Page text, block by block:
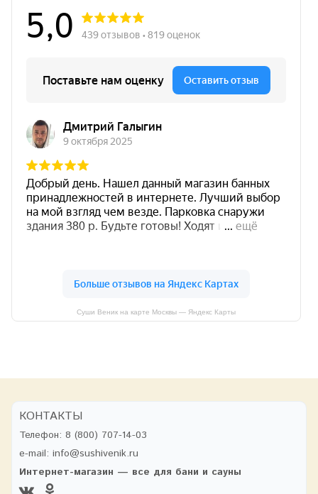
Суши Веник на карте Москвы — Яндекс Карты
КОНТАКТЫ
Телефон: 8 (800) 707-14-03
e-mail: info@sushivenik.ru
Интернет-магазин — все для бани и сауны